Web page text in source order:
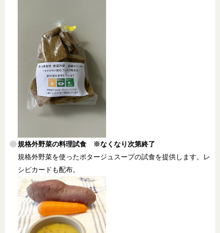
規格外野菜の料理試食 ※なくなり次第終了
規格外野菜を使ったポタージュスープの試食を提供します。レ
シピカードも配布。